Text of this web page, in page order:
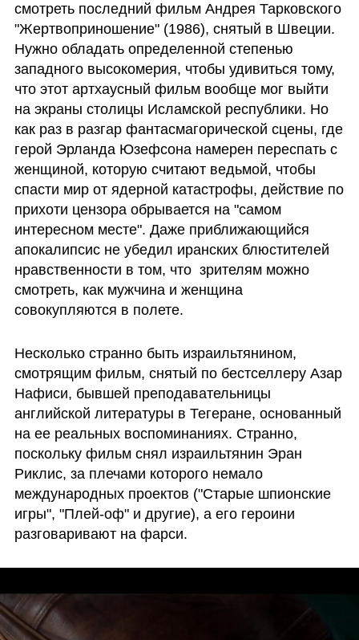
смотреть последний фильм Андрея Тарковского
"Жертвоприношение" (1986), снятый в Швеции.
Нужно обладать определенной степенью
западного высокомерия, чтобы удивиться тому,
что этот артхаусный фильм вообще мог выйти
на экраны столицы Исламской республики. Но
как раз в разгар фантасмагорической сцены, где
герой Эрланда Юзефсона намерен переспать с
женщиной, которую считают ведьмой, чтобы
спасти мир от ядерной катастрофы, действие по
прихоти цензора обрывается на "самом
интересном месте". Даже приближающийся
апокалипсис не убедил иранских блюстителей
нравственности в том, что  зрителям можно
смотреть, как мужчина и женщина
совокупляются в полете.
Несколько странно быть израильтянином,
смотрящим фильм, снятый по бестселлеру Азар
Нафиси, бывшей преподавательницы
английской литературы в Тегеране, основанный
на ее реальных воспоминаниях. Странно,
поскольку фильм снял израильтянин Эран
Риклис, за плечами которого немало
международных проектов ("Старые шпионские
игры", "Плей-оф" и другие), а его героини
разговаривают на фарси.